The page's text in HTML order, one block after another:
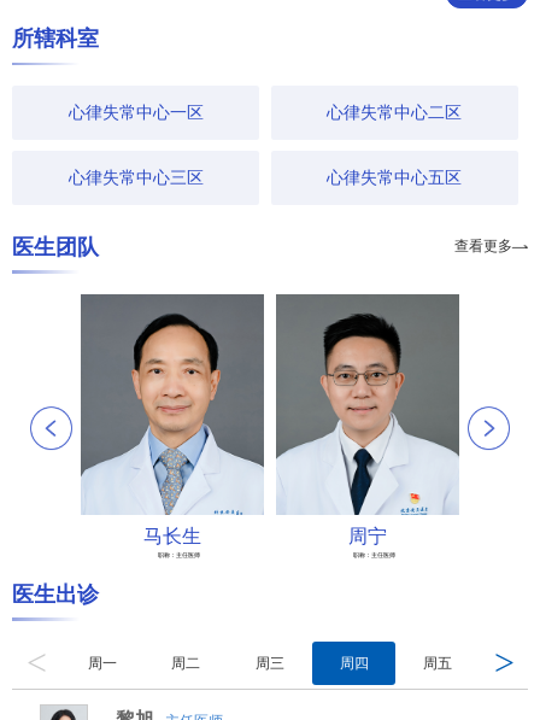
所辖科室
心律失常中心一区 心律失常中心二区
心律失常中心三区 心律失常中心五区
医生团队 查看更多
马长生
职称： 主任医师
周宁
职称： 主任医师
医生出诊
< 周一 周二 周三 周四 周五 周六
>